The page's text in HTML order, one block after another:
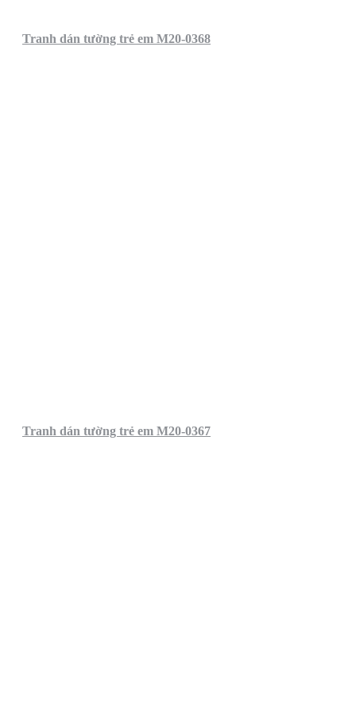
Tranh dán tường trẻ em M20-0368
Tranh dán tường trẻ em M20-0367